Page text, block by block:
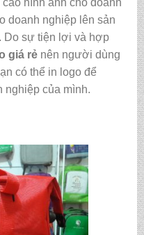
hình ảnh cho doanh
doanh nghiệp lên sản
Do sự tiện lợi và hợp
giá rẻ nên người dùng
có thể in logo để
nghiệp của mình.